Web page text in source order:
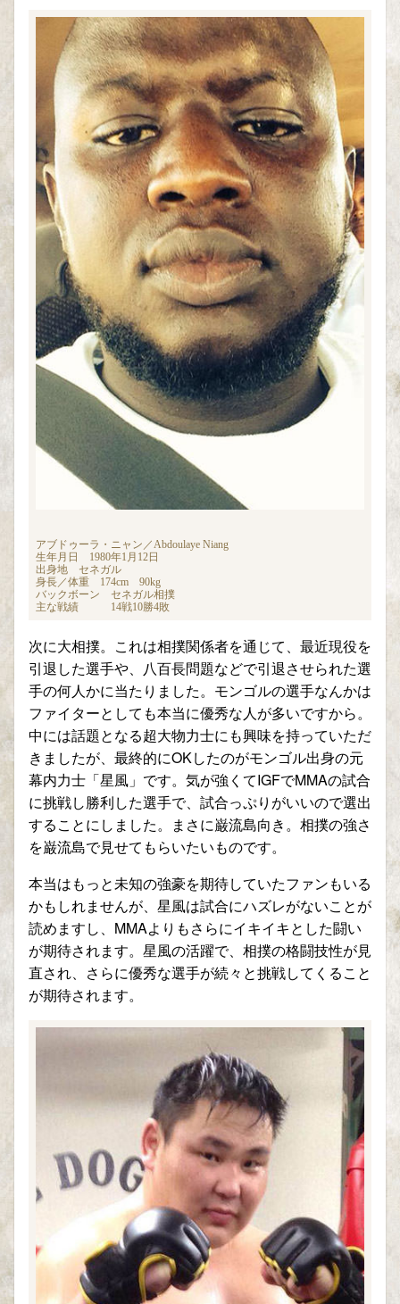
アブドゥーラ・ニャン／Abdoulaye Niang
生年月日 1980年1月12日
出身地 セネガル
身長／体重 174cm 90kg
バックボーン セネガル相撲
主な戦績 14戦10勝4敗
次に大相撲。これは相撲関係者を通じて、最近現役を
引退した選手や、八百長問題などで引退させられた選
手の何人かに当たりました。モンゴルの選手なんかは
ファイターとしても本当に優秀な人が多いですから。
中には話題となる超大物力士にも興味を持っていただ
きましたが、最終的にOKしたのがモンゴル出身の元
幕内力士「星風」です。気が強くてIGFでMMAの試合
に挑戦し勝利した選手で、試合っぷりがいいので選出
することにしました。まさに巌流島向き。相撲の強さ
を巌流島で見せてもらいたいものです。
本当はもっと未知の強豪を期待していたファンもいる
かもしれませんが、星風は試合にハズレがないことが
読めますし、MMAよりもさらにイキイキとした闘い
が期待されます。星風の活躍で、相撲の格闘技性が見
直され、さらに優秀な選手が続々と挑戦してくること
が期待されます。